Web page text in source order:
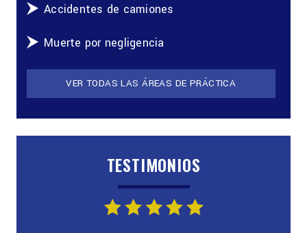
Accidentes de camiones
Muerte por negligencia
VER TODAS LAS ÁREAS DE PRÁCTICA
TESTIMONIOS